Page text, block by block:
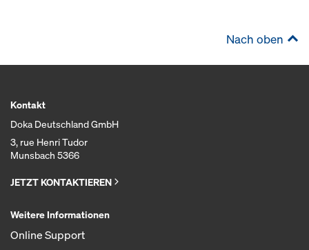
Nach oben
Kontakt
Doka Deutschland GmbH
3, rue Henri Tudor
Munsbach 5366
JETZT KONTAKTIEREN
Weitere Informationen
Online Support